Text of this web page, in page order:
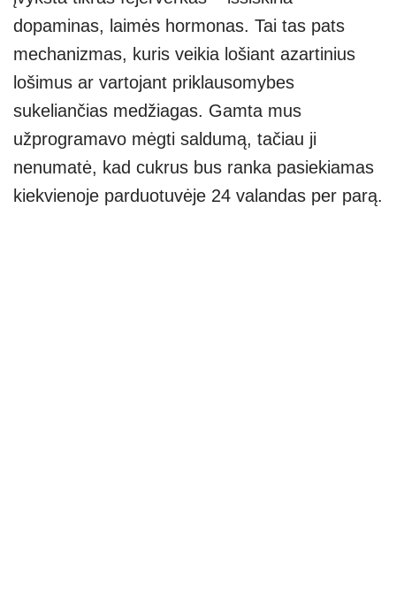
dopaminas, laimės hormonas. Tai tas pats
mechanizmas, kuris veikia lošiant azartinius
lošimus ar vartojant priklausomybes
sukeliančias medžiagas. Gamta mus
užprogramavo mėgti saldumą, tačiau ji
nenumatė, kad cukrus bus ranka pasiekiamas
kiekvienoje parduotuvėje 24 valandas per parą.